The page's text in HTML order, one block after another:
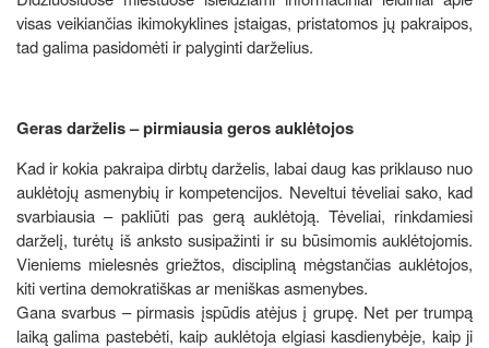
visas veikiančias ikimokyklines įstaigas, pristatomos jų pakraipos,
tad galima pasidomėti ir palyginti darželius.
Geras darželis – pirmiausia geros auklėtojos
Kad ir kokia pakraipa dirbtų darželis, labai daug kas priklauso nuo
auklėtojų asmenybių ir kompetencijos. Neveltui tėveliai sako, kad
svarbiausia – pakliūti pas gerą auklėtoją. Tėveliai, rinkdamiesi
darželį, turėtų iš anksto susipažinti ir su būsimomis auklėtojomis.
Vieniems mielesnės griežtos, discipliną mėgstančias auklėtojos,
kiti vertina demokratiškas ar meniškas asmenybes.
Gana svarbus – pirmasis įspūdis atėjus į grupę. Net per trumpą
laiką galima pastebėti, kaip auklėtoja elgiasi kasdienybėje, kaip ji